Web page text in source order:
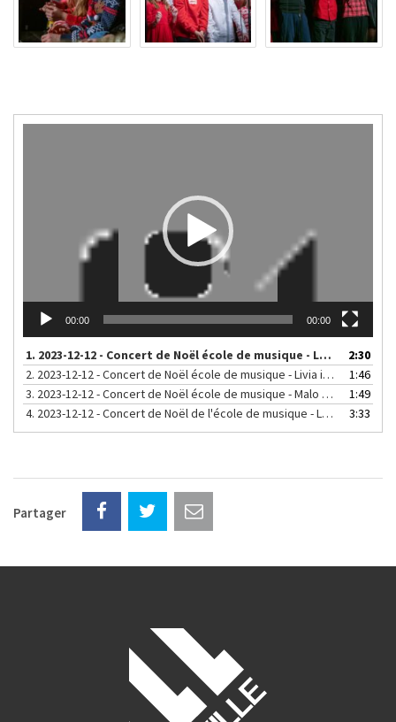
00:00 00:00
1. 2023-12-12 - Concert de Noël école de musique - Les « Harmonikids » et les « Seigneurs de l’Harmonica » ont joué Jingle Bell Rock
2:30
2. 2023-12-12 - Concert de Noël école de musique - Livia interprétant "Étude n. 15" op. 10 de "F.Le Couppey
1:46
3. 2023-12-12 - Concert de Noël école de musique - Malo interprétant "Ballade" de Burgmüller
1:49
4. 2023-12-12 - Concert de Noël de l'école de musique - Lou Garnier interprétant « Rondo alla Turca » de WA Mozart 3:33
Partager